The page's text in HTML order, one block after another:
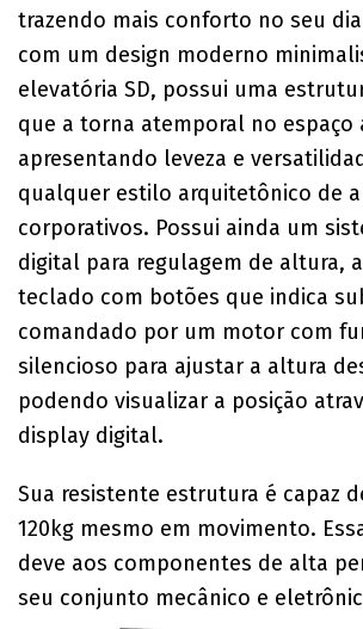
trazendo mais conforto no seu dia
com um design moderno
elevatória SD, possui uma
que a torna atemporal no espaço
apresentando leveza e
qualquer estilo arquitetônico de
corporativos. Possui ainda um
digital para regulagem de altura,
teclado com botões que indica
comandado por um motor com
silencioso para ajustar a altura
podendo visualizar a posição
display digital.
Sua resistente estrutura é capaz
120kg mesmo em movimento.
deve aos componentes de alta
seu conjunto mecânico e